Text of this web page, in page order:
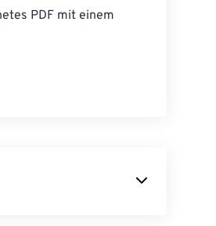
PDF mit einem